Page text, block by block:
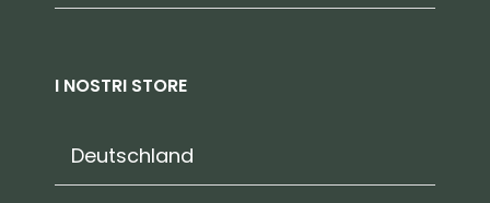
I NOSTRI STORE
Deutschland